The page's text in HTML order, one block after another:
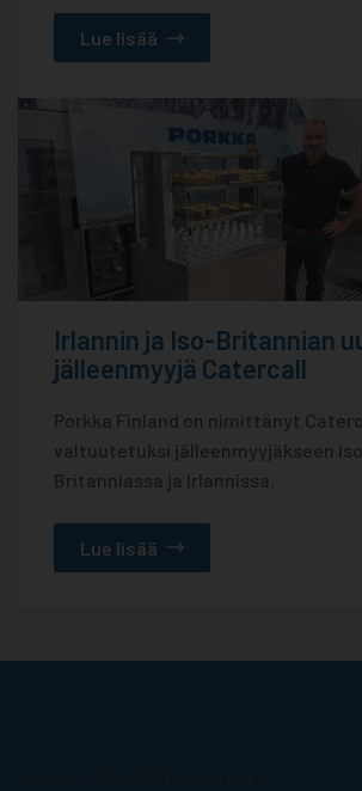
Lue lisää
Irlannin ja Iso-Britannian
jälleenmyyjä Catercall
Porkka Finland on nimittänyt
valtuutetuksi jälleenmyyjäkseen
Britanniassa ja Irlannissa.
Lue lisää